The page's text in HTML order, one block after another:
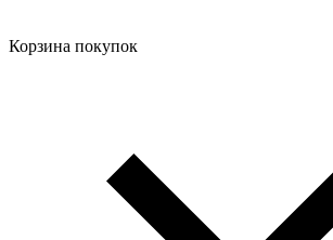
Корзина покупок